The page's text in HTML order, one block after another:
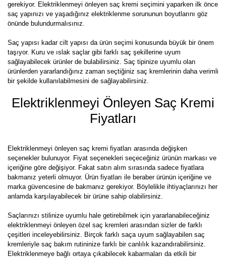
gerekiyor. Elektriklenmeyi önleyen saç kremi seçimini yaparken ilk önce
saç yapınızı ve yaşadığınız elektriklenme sorununun boyutlarını göz
önünde bulundurmalısınız.
Saç yapısı kadar cilt yapısı da ürün seçimi konusunda büyük bir önem
taşıyor. Kuru ve ıslak saçlar gibi farklı saç şekillerine uyum
sağlayabilecek ürünler de bulabilirsiniz. Saç tipinize uyumlu olan
ürünlerden yararlandığınız zaman seçtiğiniz saç kremlerinin daha verimli
bir şekilde kullanılabilmesini de sağlayabilirsiniz.
Elektriklenmeyi Önleyen Saç Kremi
Fiyatları
Elektriklenmeyi önleyen saç kremi fiyatları arasında değişken
seçenekler bulunuyor. Fiyat seçenekleri seçeceğiniz ürünün markası ve
içeriğine göre değişiyor. Fakat satın alım sırasında sadece fiyatlara
bakmanız yeterli olmuyor. Ürün fiyatları ile beraber ürünün içeriğine ve
marka güvencesine de bakmanız gerekiyor. Böylelikle ihtiyaçlarınızı her
anlamda karşılayabilecek bir ürüne sahip olabilirsiniz.
Saçlarınızı stilinize uyumlu hale getirebilmek için yararlanabileceğiniz
elektriklenmeyi önleyen özel saç kremleri arasından sizler de farklı
çeşitleri inceleyebilirsiniz. Birçok farklı saça uyum sağlayabilen saç
kremleriyle saç bakım rutininize farklı bir canlılık kazandırabilirsiniz.
Elektriklenmeye bağlı ortaya çıkabilecek kabarmaları da etkili bir